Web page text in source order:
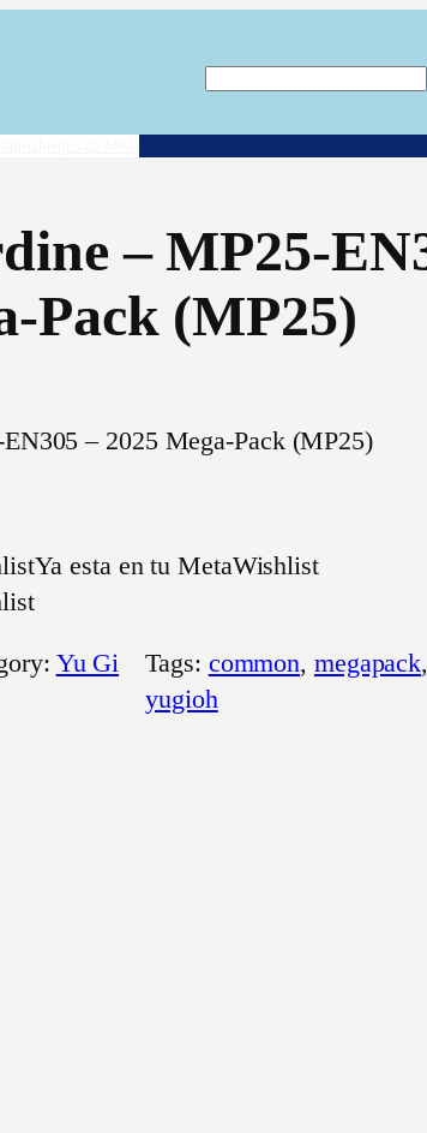
– MP25-
Pack (MP25)
– 2025 Mega-Pack (MP25)
Ya esta en tu MetaWishlist
Yu Gi
Tags: common, megapack,
yugioh